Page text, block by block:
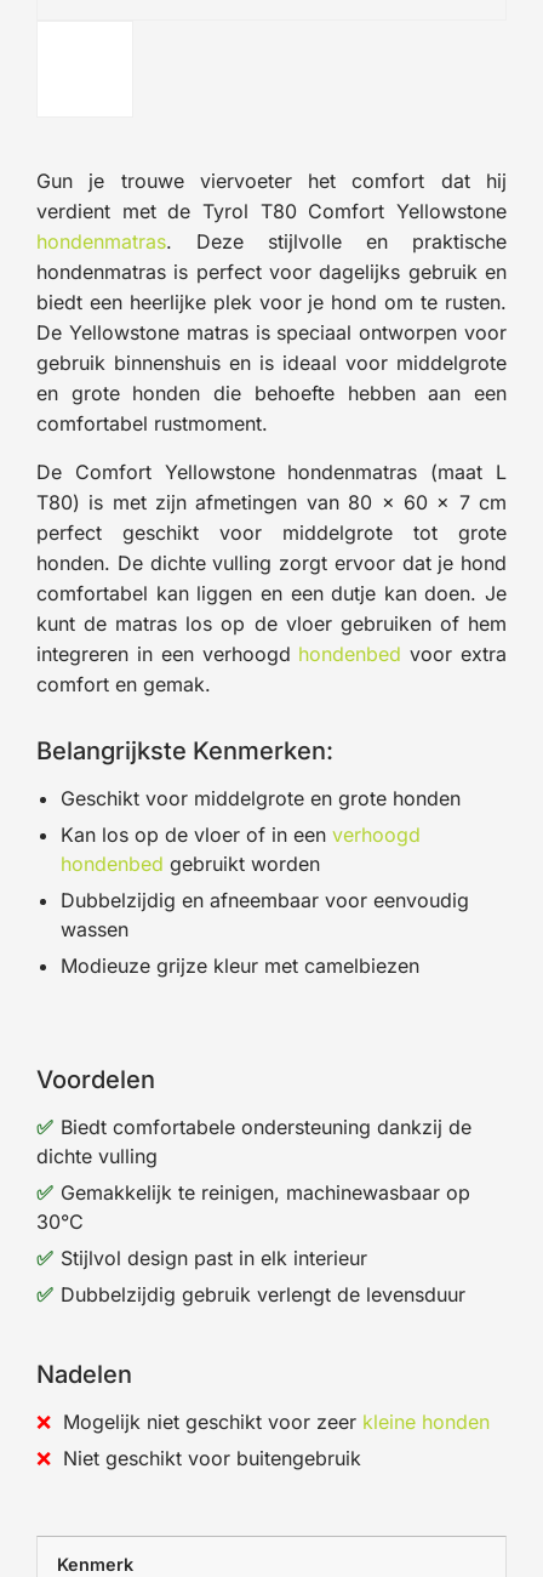
Gun je trouwe viervoeter het comfort dat hij
verdient met de Tyrol T80 Comfort Yellowstone
hondenmatras. Deze stijlvolle en praktische
hondenmatras is perfect voor dagelijks gebruik en
biedt een heerlijke plek voor je hond om te rusten.
De Yellowstone matras is speciaal ontworpen voor
gebruik binnenshuis en is ideaal voor middelgrote
en grote honden die behoefte hebben aan een
comfortabel rustmoment.
De Comfort Yellowstone hondenmatras (maat L
T80) is met zijn afmetingen van 80 x 60 x 7 cm
perfect geschikt voor middelgrote tot grote
honden. De dichte vulling zorgt ervoor dat je hond
comfortabel kan liggen en een dutje kan doen. Je
kunt de matras los op de vloer gebruiken of hem
integreren in een verhoogd hondenbed voor extra
comfort en gemak.
Belangrijkste Kenmerken:
Geschikt voor middelgrote en grote honden
Kan los op de vloer of in een verhoogd
hondenbed gebruikt worden
Dubbelzijdig en afneembaar voor eenvoudig
wassen
Modieuze grijze kleur met camelbiezen
Voordelen
Biedt comfortabele ondersteuning dankzij de
dichte vulling
Gemakkelijk te reinigen, machinewasbaar op
30°C
Stijlvol design past in elk interieur
Dubbelzijdig gebruik verlengt de levensduur
Nadelen
Mogelijk niet geschikt voor zeer kleine honden
Niet geschikt voor buitengebruik
Kenmerk